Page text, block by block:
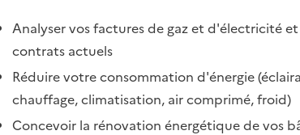
Analyser vos factures de gaz et d'électricité
contrats actuels
Réduire votre consommation d'énergie
chauffage, climatisation, air comprimé, froid)
Concevoir la rénovation énergétique de vos